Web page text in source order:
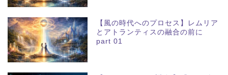
【風の時代へのプロセス】レムリア
とアトランティスの融合の前に
part 01